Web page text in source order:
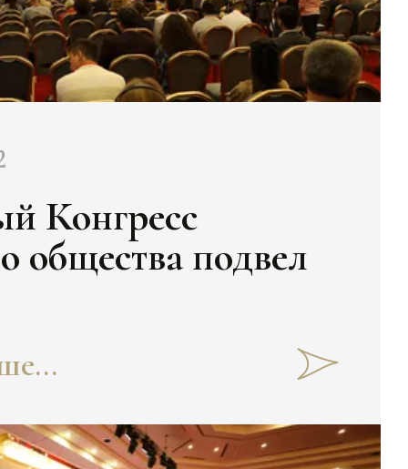
Конгресс
общества подвел